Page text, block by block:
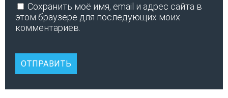
Сохранить моё имя, email и адрес сайта в
этом браузере для последующих моих
комментариев.